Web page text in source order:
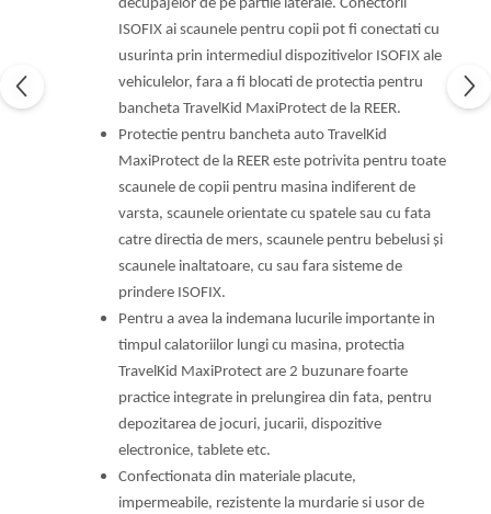
decupajelor de pe partile laterale. Conectorii
ISOFIX ai scaunele pentru copii pot fi conectati cu
usurinta prin intermediul dispozitivelor ISOFIX ale
vehiculelor, fara a fi blocati de protectia pentru
bancheta TravelKid MaxiProtect de la REER.
Protectie pentru bancheta auto TravelKid
MaxiProtect de la REER este potrivita pentru toate
scaunele de copii pentru masina indiferent de
varsta, scaunele orientate cu spatele sau cu fata
catre directia de mers, scaunele pentru bebelusi și
scaunele inaltatoare, cu sau fara sisteme de
prindere ISOFIX.
Pentru a avea la indemana lucurile importante in
timpul calatoriilor lungi cu masina, protectia
TravelKid MaxiProtect are 2 buzunare foarte
practice integrate in prelungirea din fata, pentru
depozitarea de jocuri, jucarii, dispozitive
electronice, tablete etc.
Confectionata din materiale placute,
impermeabile, rezistente la murdarie si usor de